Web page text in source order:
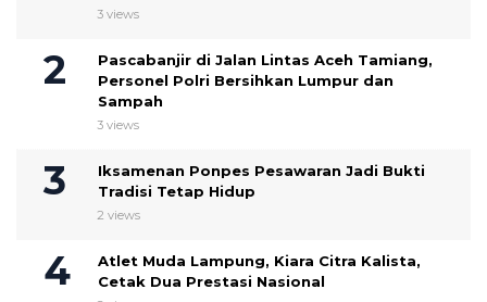
3 views
Pascabanjir di Jalan Lintas Aceh Tamiang,
Personel Polri Bersihkan Lumpur dan
Sampah
3 views
Iksamenan Ponpes Pesawaran Jadi Bukti
Tradisi Tetap Hidup
2 views
Atlet Muda Lampung, Kiara Citra Kalista,
Cetak Dua Prestasi Nasional